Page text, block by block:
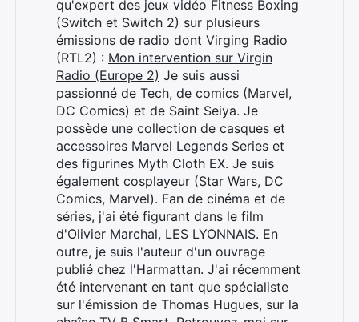
qu'expert des jeux vidéo Fitness Boxing
(Switch et Switch 2) sur plusieurs
émissions de radio dont Virging Radio
(RTL2) : Mon intervention sur Virgin
Radio (Europe 2) Je suis aussi
passionné de Tech, de comics (Marvel,
DC Comics) et de Saint Seiya. Je
possède une collection de casques et
accessoires Marvel Legends Series et
des figurines Myth Cloth EX. Je suis
également cosplayeur (Star Wars, DC
Comics, Marvel). Fan de cinéma et de
séries, j'ai été figurant dans le film
d'Olivier Marchal, LES LYONNAIS. En
outre, je suis l'auteur d'un ouvrage
publié chez l'Harmattan. J'ai récemment
été intervenant en tant que spécialiste
sur l'émission de Thomas Hugues, sur la